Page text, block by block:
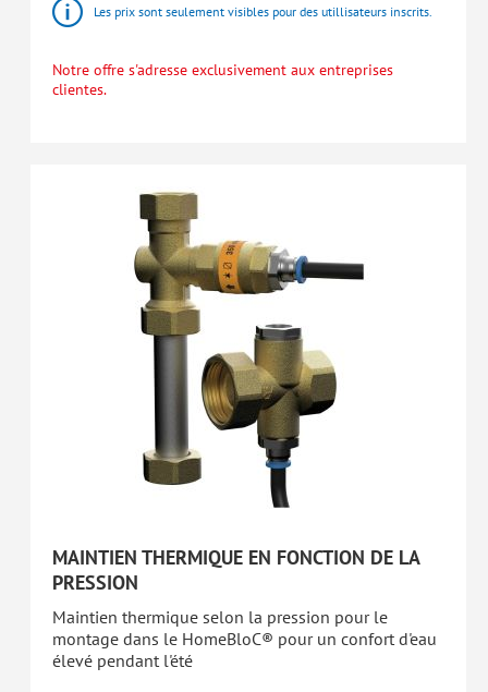
Les prix sont seulement visibles pour des utillisateurs inscrits.
Notre offre s'adresse exclusivement aux entreprises
clientes.
MAINTIEN THERMIQUE EN FONCTION DE LA
PRESSION
Maintien thermique selon la pression pour le
montage dans le HomeBloC® pour un confort d'eau
élevé pendant l'été